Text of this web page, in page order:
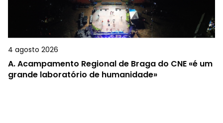
4 agosto 2026
A.Acampamento Regional de Braga do CNE «é um
grande laboratório de humanidade»